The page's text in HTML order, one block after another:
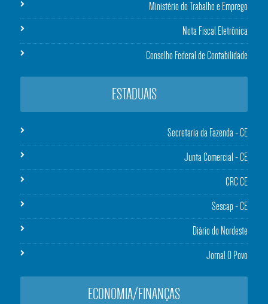
Ministério do Trabalho e Emprego
Nota Fiscal Eletrônica
Conselho Federal de Contabilidade
ESTADUAIS
Secretaria da Fazenda - CE
Junta Comercial - CE
CRC CE
Sescap - CE
Diário do Nordeste
Jornal O Povo
ECONOMIA/FINANÇAS